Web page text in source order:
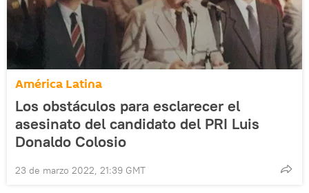
América Latina
Los obstáculos para esclarecer el
asesinato del candidato del PRI Luis
Donaldo Colosio
23 de marzo 2022, 21:39 GMT